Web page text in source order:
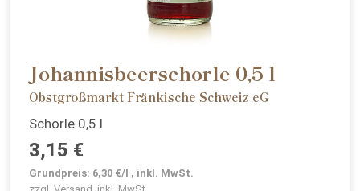
Johannisbeerschorle 0,5 l
Obstgroßmarkt Fränkische Schweiz eG
Schorle 0,5 l
3,15 €
Grundpreis: 6,30 €/l , inkl. MwSt.